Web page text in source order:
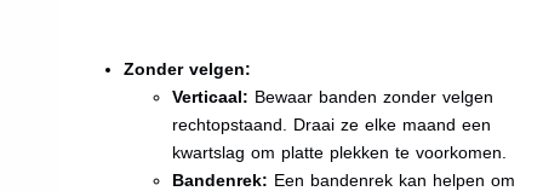
Zonder velgen:
Verticaal: Bewaar banden zonder velgen
rechtopstaand. Draai ze elke maand een
kwartslag om platte plekken te voorkomen.
Bandenrek: Een bandenrek kan helpen om